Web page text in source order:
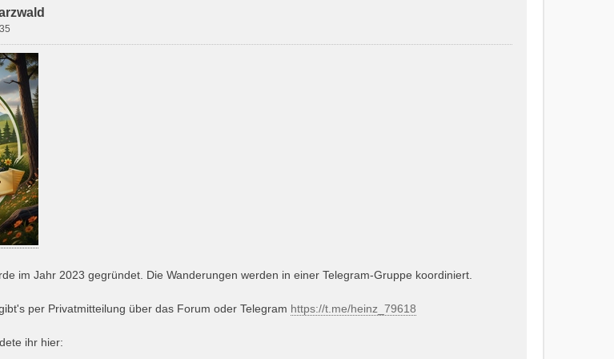
im Jahr 2023 gegründet. Die Wanderungen werden in einer Telegram-Gruppe koordiniert.
per Privatmitteilung über das Forum oder Telegram https://t.me/heinz_79618
ihr hier: